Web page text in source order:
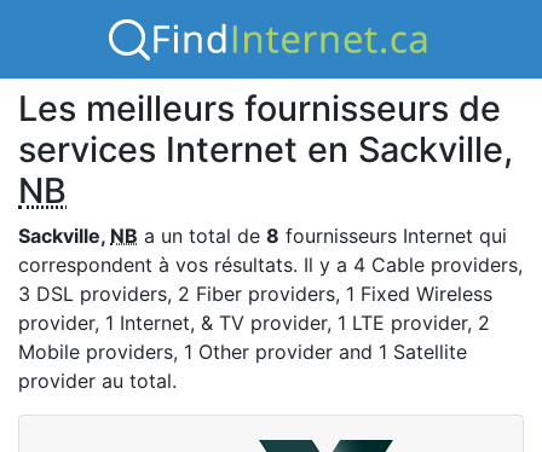
Les meilleurs fournisseurs de
services Internet en Sackville,
NB
Sackville, NB a un total de 8 fournisseurs Internet qui
correspondent à vos résultats. Il y a 4 Cable providers,
3 DSL providers, 2 Fiber providers, 1 Fixed Wireless
provider, 1 Internet, & TV provider, 1 LTE provider, 2
Mobile providers, 1 Other provider and 1 Satellite
provider au total.